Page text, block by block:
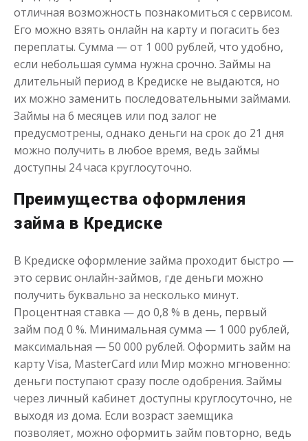
Переведём в долг
Сумма
Получить
Деньги до зарплаты
Сумма до50 000₽
Срок от 1до 21 дня
Получить
отличная возможность познакомиться с сервисом.
Его можно взять онлайн на карту и погасить без
переплаты. Сумма — от 1 000 рублей, что удобно,
если небольшая сумма нужна срочно. Займы на
длительный период в Кредиске не выдаются, но
их можно заменить последовательными займами.
Займы на 6 месяцев или под залог не
предусмотрены, однако деньги на срок до 21 дня
можно получить в любое время, ведь займы
доступны 24 часа круглосуточно.
Преимущества оформления
займа в Кредиске
В Кредиске оформление займа проходит быстро —
это сервис онлайн-займов, где деньги можно
получить буквально за несколько минут.
Процентная ставка — до 0,8 % в день, первый
займ под 0 %. Минимальная сумма — 1 000 рублей,
максимальная — 50 000 рублей. Оформить займ на
карту Visa, MasterCard или Мир можно мгновенно:
деньги поступают сразу после одобрения. Займы
через личный кабинет доступны круглосуточно, не
выходя из дома. Если возраст заемщика
позволяет, можно оформить займ повторно, ведь